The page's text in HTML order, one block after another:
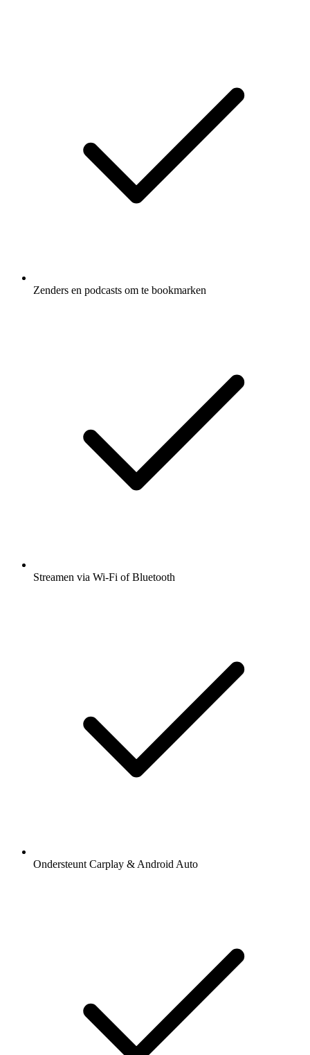
Zenders en podcasts om te bookmarken
Streamen via Wi-Fi of Bluetooth
Ondersteunt Carplay & Android Auto